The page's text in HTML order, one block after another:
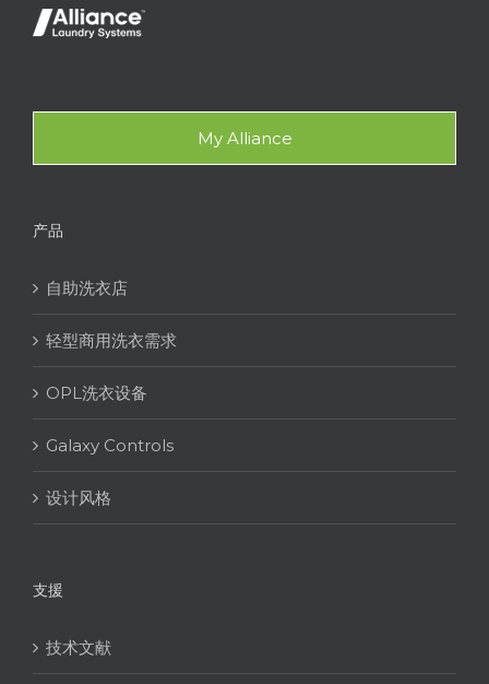
My Alliance
产品
自助洗衣店
轻型商用洗衣需求
OPL洗衣设备
Galaxy Controls
设计风格
支援
技术文献